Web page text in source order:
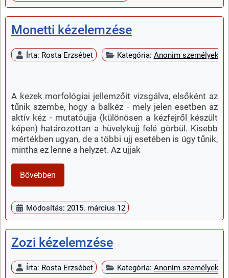
Monetti kézelemzése
Írta: Rosta Erzsébet Kategória: Anonim személyek
A kezek morfológiai jellemzőit vizsgálva, elsőként az
tűnik szembe, hogy a balkéz - mely jelen esetben az
aktív kéz - mutatóujja (különösen a kézfejről készült
képen) határozottan a hüvelykujj felé görbül. Kisebb
mértékben ugyan, de a többi ujj esetében is úgy tűnik,
mintha ez lenne a helyzet. Az ujjak
Bővebben
Módosítás: 2015. március 12
Zozi kézelemzése
Írta: Rosta Erzsébet Kategória: Anonim személyek